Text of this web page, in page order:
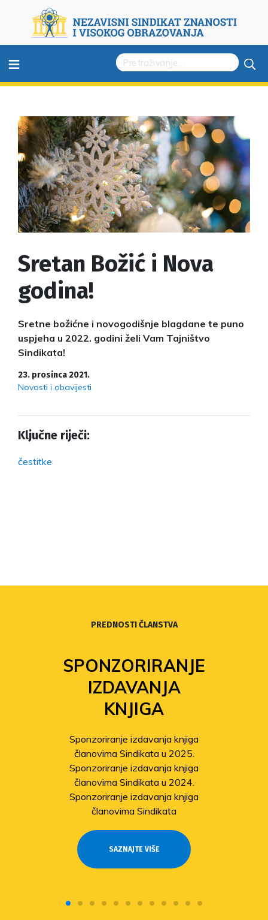
≡
Sretan Božić i Nova
godina!
Sretne božićne i novogodišnje blagdane te puno
uspjeha u 2022. godini želi Vam Tajništvo
Sindikata!
23. prosinca 2021.
Novosti i obavijesti
Ključne riječi:
čestitke
PREDNOSTI ČLANSTVA
SPONZORIRANJE
IZDAVANJA
KNJIGA
Sponzoriranje izdavanja knjiga
članovima Sindikata u 2025.
Sponzoriranje izdavanja knjiga
članovima Sindikata u 2024.
Sponzoriranje izdavanja knjiga
članovima Sindikata
SAZNAJTE VIŠE